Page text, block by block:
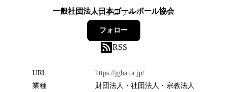
一般社団法人日本ゴールボール協会
1フォロワー
フォロー
RSS
URL
https://jgba.or.jp/
業種
財団法人・社団法人・宗教法人